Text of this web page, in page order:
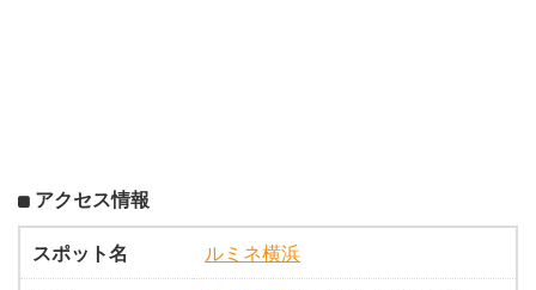
アクセス情報
スポット名
ルミネ横浜